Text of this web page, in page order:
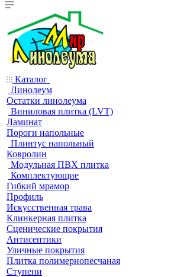
Каталог
Линолеум
Остатки линолеума
Виниловая плитка (LVT)
Ламинат
Пороги напольные
Плинтус напольный
Ковролин
Модульная ПВХ плитка
Комплектующие
Гибкий мрамор
Профиль
Искусственная трава
Клинкерная плитка
Сценические покрытия
Антисептики
Уличные покрытия
Плитка полимернопесчаная
Ступени